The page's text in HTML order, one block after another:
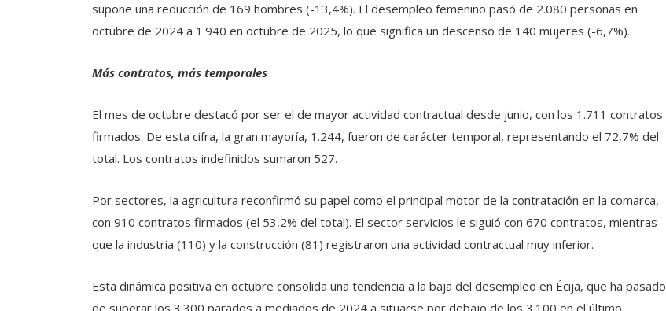
supone una reducción de 169 hombres (-13,4%). El desempleo femenino pasó de 2.080 personas en
octubre de 2024 a 1.940 en octubre de 2025, lo que significa un descenso de 140 mujeres (-6,7%).
Más contratos, más temporales
El mes de octubre destacó por ser el de mayor actividad contractual desde junio, con los 1.711 contratos
firmados. De esta cifra, la gran mayoría, 1.244, fueron de carácter temporal, representando el 72,7% del
total. Los contratos indefinidos sumaron 527.
Por sectores, la agricultura reconfirmó su papel como el principal motor de la contratación en la comarca,
con 910 contratos firmados (el 53,2% del total). El sector servicios le siguió con 670 contratos, mientras
que la industria (110) y la construcción (81) registraron una actividad contractual muy inferior.
Esta dinámica positiva en octubre consolida una tendencia a la baja del desempleo en Écija, que ha pasado
de superar los 3.300 parados a mediados de 2024 a situarse por debajo de los 3.100 en el último